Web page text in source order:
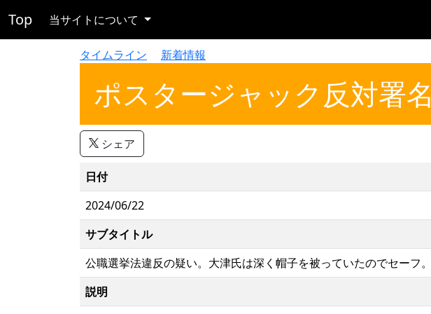
Top 当サイトについて
タイムライン 新着情報
ポスタージャック反対署名
シェア
日付
2024/06/22
サブタイトル
公職選挙法違反の疑い。大津氏は深く帽子を被っていたのでセーフ。
説明